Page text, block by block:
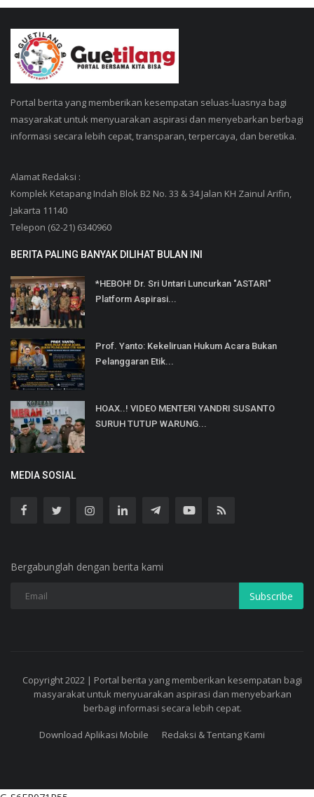
Portal berita yang memberikan kesempatan seluas-luasnya bagi
masyarakat untuk menyuarakan aspirasi dan menyebarkan berbagi
informasi secara lebih cepat, transparan, terpercaya, dan beretika.
Alamat Redaksi :
Komplek Ketapang Indah Blok B2 No. 33 & 34 Jalan KH Zainul Arifin,
Jakarta 11140
Telepon (62-21) 6340960
BERITA PALING BANYAK DILIHAT BULAN INI
*HEBOH! Dr. Sri Untari Luncurkan "ASTARI"
Platform Aspirasi...
Prof. Yanto: Kekeliruan Hukum Acara Bukan
Pelanggaran Etik...
HOAX..! VIDEO MENTERI YANDRI SUSANTO
SURUH TUTUP WARUNG...
MEDIA SOSIAL
Bergabunglah dengan berita kami
Subscribe
Copyright 2022 | Portal berita yang memberikan kesempatan bagi
masyarakat untuk menyuarakan aspirasi dan menyebarkan
berbagi informasi secara lebih cepat.
Download Aplikasi Mobile Redaksi & Tentang Kami